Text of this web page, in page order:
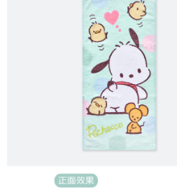
每筆NT$80，滿NT$899(含以上)免運費
每筆NT$80，滿NT$859(含以上)免運費
每筆NT$80，滿NT$899(含以上)免運費
每筆NT$80，滿NT$859(含以上)免運費
每筆NT$85，滿NT$859(含以上)免運費